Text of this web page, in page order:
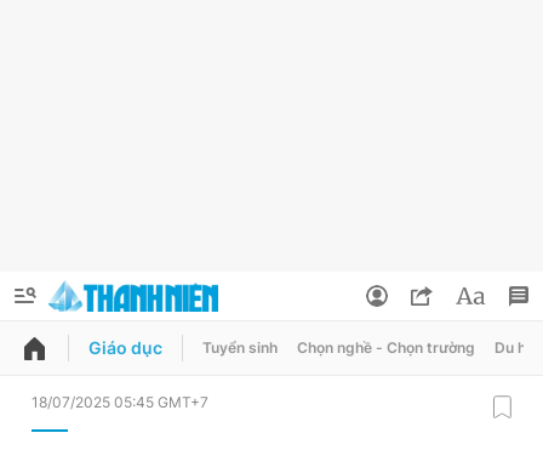
QUẢNG CÁO ĐẶT BÁO
Giáo dục Tuyển sinh Chọn nghề - Chọn trường Du học
18/07/2025 05:45 GMT+7